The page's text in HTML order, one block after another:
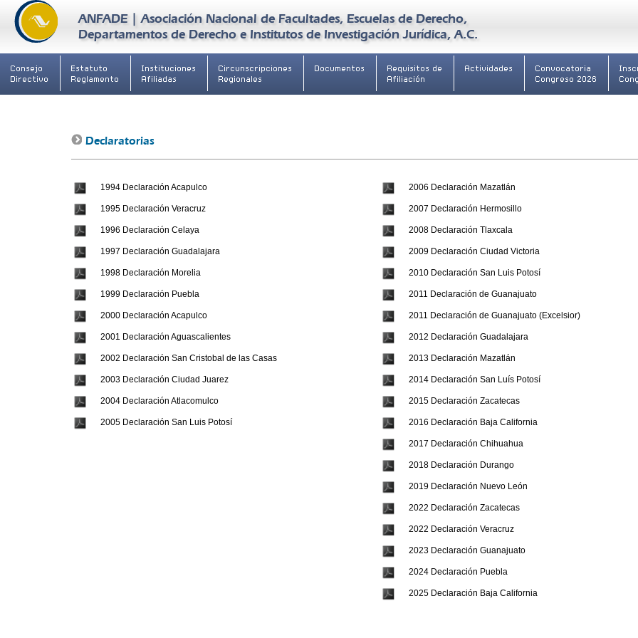
ANFADE | Asociación Nacional de Facultades, Escuelas de Derecho,
Departamentos de Derecho e Institutos de Investigación Jurídica, A.C.
Consejo
Directivo
Estatuto
Reglamento
Instituciones
Afiliadas
Circunscripciones
Regionales
Documentos
Requisitos de
Afiliación
Actividades
Convocatoria
Congreso 2026
Declaratorias
1994 Declaración Acapulco
1995 Declaración Veracruz
1996 Declaración Celaya
1997 Declaración Guadalajara
1998 Declaración Morelia
1999 Declaración Puebla
2000 Declaración Acapulco
2001 Declaración Aguascalientes
2002 Declaración San Cristobal de las Casas
2003 Declaración Ciudad Juarez
2004 Declaración Atlacomulco
2005 Declaración San Luis Potosí
2006 Declaración Mazatlán
2007 Declaración Hermosillo
2008 Declaración Tlaxcala
2009 Declaración Ciudad Victoria
2010 Declaración San Luis Potosí
2011 Declaración de Guanajuato
2011 Declaración de Guanajuato (Excelsior)
2012 Declaración Guadalajara
2013 Declaración Mazatlán
2014 Declaración San Luís Potosí
2015 Declaración Zacatecas
2016 Declaración Baja California
2017 Declaración Chihuahua
2018 Declaración Durango
2019 Declaración Nuevo León
2022 Declaración Zacatecas
2022 Declaración Veracruz
2023 Declaración Guanajuato
2024 Declaración Puebla
2025 Declaración Baja California